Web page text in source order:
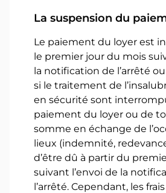
La suspension du
Le paiement du loyer est
le premier jour du mois
la notification de l’arrêté
si le traitement de
en sécurité sont
paiement du loyer ou de
somme en échange de
lieux (indemnité,
d’être dû à partir du
suivant l’envoi de la
l’arrêté. Cependant, les